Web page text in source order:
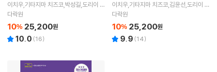
이치우,기타지마 치즈코,박성길,도리이 마
이코 저
다락원
10% 25,200원
10.0 (16)
이치우,기타지마 치즈코,김윤선,도리이 마
이코 저
다락원
10% 25,200원
9.9 (14)